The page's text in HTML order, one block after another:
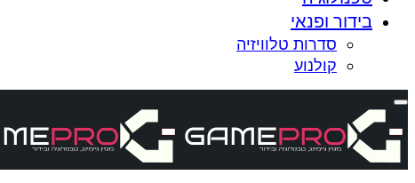
בידור ופנאי
סדרות טלוויזיה
קולנוע